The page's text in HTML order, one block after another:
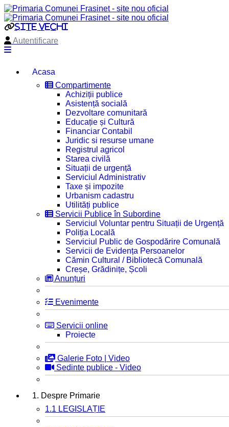
site vechi
Autentificare
Acasa
Compartimente
Achiziții publice
Asistență socială
Dezvoltare comunitară
Educație și Cultură
Financiar Contabil
Juridic si resurse umane
Registrul agricol
Starea civilă
Situații de urgență
Serviciul Administrativ
Taxe și impozite
Urbanism cadastru
Utilități publice
Servicii Publice în Subordine
Serviciul Voluntar pentru Situații de Urgență
Poliția Locală
Serviciul Public de Gospodărire Comunală
Servicii de Evidența Persoanelor
Cămin Cultural / Bibliotecă Comunală
Creșe, Grădinițe, Școli
Anunțuri
Evenimente
Servicii online
Proiecte
Galerie Foto | Video
Sedinte publice - Video
1. Despre Primarie
1.1 LEGISLAȚIE